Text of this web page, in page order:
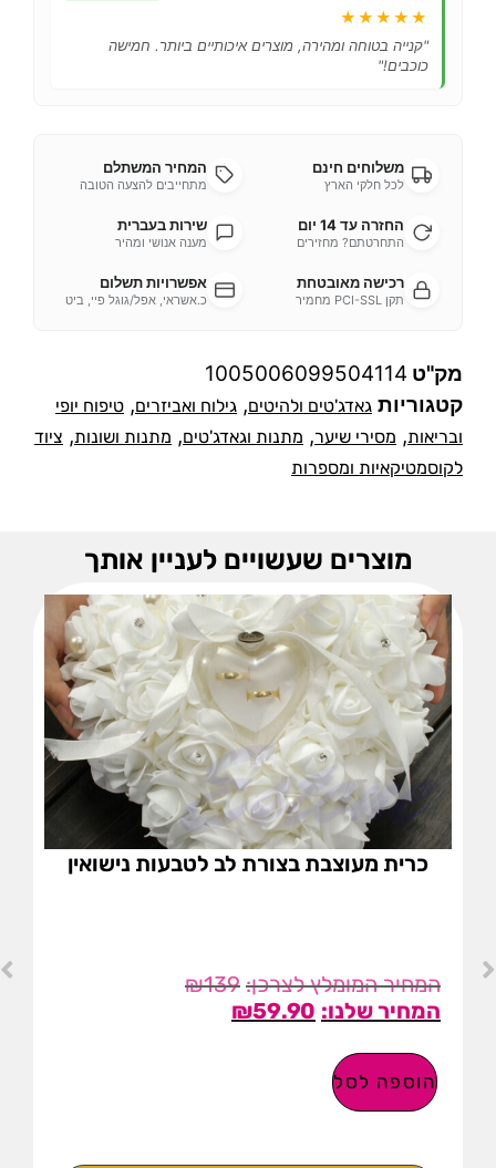
★★★★★
"קנייה בטוחה ומהירה, מוצרים איכותיים ביותר. חמישה
כוכבים!"
משלוחים חינם
לכל חלקי הארץ
המחיר המשתלם
מתחייבים להצעה הטובה
החזרה עד 14 יום
התחרטתם? מחזירים
שירות בעברית
מענה אנושי ומהיר
רכישה מאובטחת
תקן PCI-SSL מחמיר
אפשרויות תשלום
כ.אשראי, אפל/גוגל פיי, ביט
מק"ט 1005006099504114
קטגוריות גאדג'טים ולהיטים, גילוח ואביזרים, טיפוח יופי
ובריאות, מסירי שיער, מתנות וגאדג'טים, מתנות ושונות, ציוד
לקוסמטיקאיות ומספרות
מוצרים שעשויים לעניין אותך
כרית מעוצבת בצורת לב לטבעות נישואין
₪139
₪59.90
הוספה לסל